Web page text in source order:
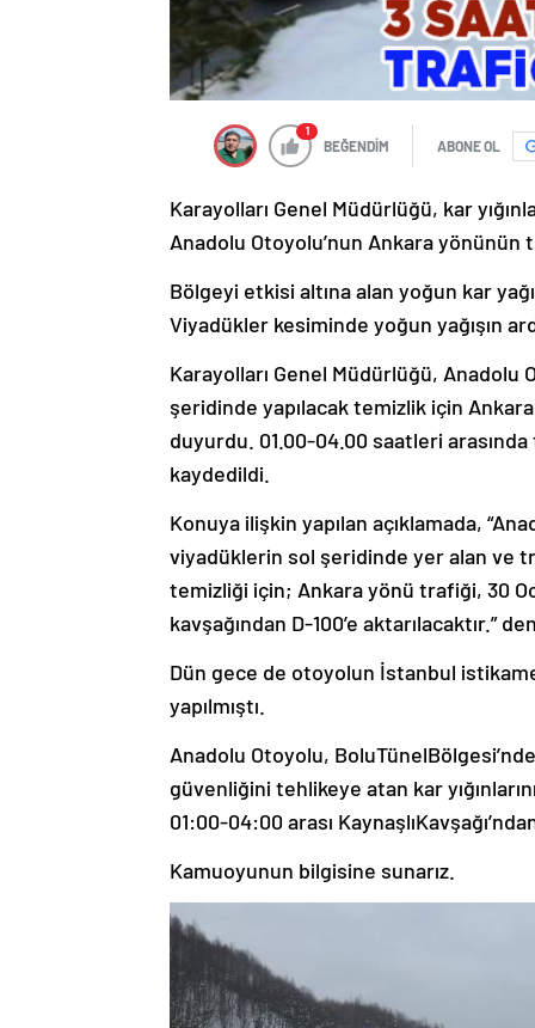
1
BEĞENDİM ABONE OL
Karayolları Genel Müdürlüğü, kar
Anadolu Otoyolu’nun Ankara yönünün
Bölgeyi etkisi altına alan yoğun kar
Viyadükler kesiminde yoğun yağışın
Karayolları Genel Müdürlüğü,
şeridinde yapılacak temizlik için
duyurdu. 01.00-04.00 saatleri arasında
kaydedildi.
Konuya ilişkin yapılan açıklamada,
viyadüklerin sol şeridinde yer alan ve
temizliği için; Ankara yönü trafiği, 30
kavşağından D-100’e aktarılacaktır.”
Dün gece de otoyolun İstanbul
yapılmıştı.
Anadolu Otoyolu,
güvenliğini tehlikeye atan kar
01:00-04:00 arası
Kamuoyunun bilgisine sunarız.